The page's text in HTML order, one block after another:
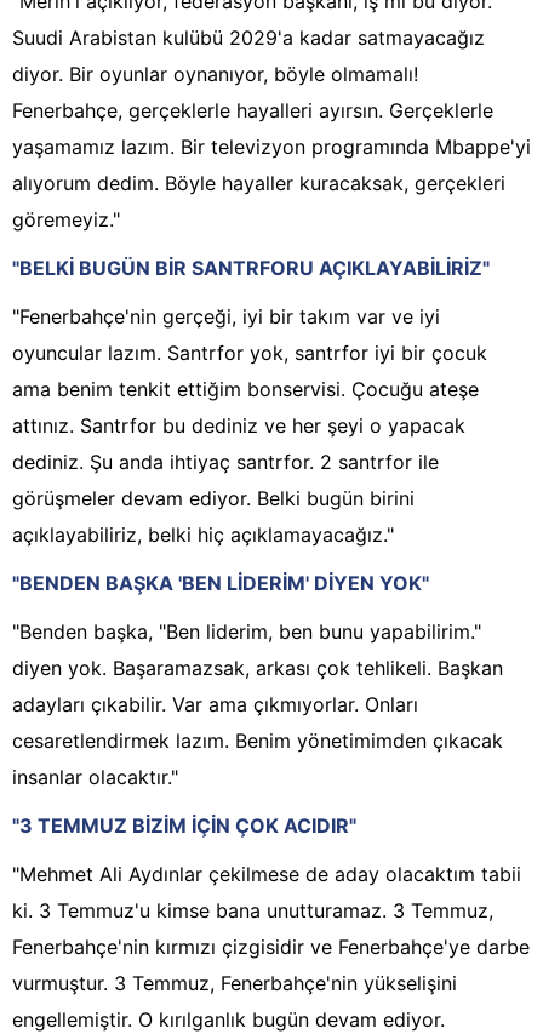
Suudi Arabistan kulübü 2029'a kadar satmayacağız
diyor. Bir oyunlar oynanıyor, böyle olmamalı!
Fenerbahçe, gerçeklerle hayalleri ayırsın. Gerçeklerle
yaşamamız lazım. Bir televizyon programında Mbappe'yi
alıyorum dedim. Böyle hayaller kuracaksak, gerçekleri
göremeyiz."
"BELKİ BUGÜN BİR SANTRFORU AÇIKLAYABİLİRİZ"
"Fenerbahçe'nin gerçeği, iyi bir takım var ve iyi
oyuncular lazım. Santrfor yok, santrfor iyi bir çocuk
ama benim tenkit ettiğim bonservisi. Çocuğu ateşe
attınız. Santrfor bu dediniz ve her şeyi o yapacak
dediniz. Şu anda ihtiyaç santrfor. 2 santrfor ile
görüşmeler devam ediyor. Belki bugün birini
açıklayabiliriz, belki hiç açıklamayacağız."
"BENDEN BAŞKA 'BEN LİDERİM' DİYEN YOK"
"Benden başka, "Ben liderim, ben bunu yapabilirim."
diyen yok. Başaramazsak, arkası çok tehlikeli. Başkan
adayları çıkabilir. Var ama çıkmıyorlar. Onları
cesaretlendirmek lazım. Benim yönetimimden çıkacak
insanlar olacaktır."
"3 TEMMUZ BİZİM İÇİN ÇOK ACIDIR"
"Mehmet Ali Aydınlar çekilmese de aday olacaktım tabii
ki. 3 Temmuz'u kimse bana unutturamaz. 3 Temmuz,
Fenerbahçe'nin kırmızı çizgisidir ve Fenerbahçe'ye darbe
vurmuştur. 3 Temmuz, Fenerbahçe'nin yükselişini
engellemiştir. O kırılganlık bugün devam ediyor.